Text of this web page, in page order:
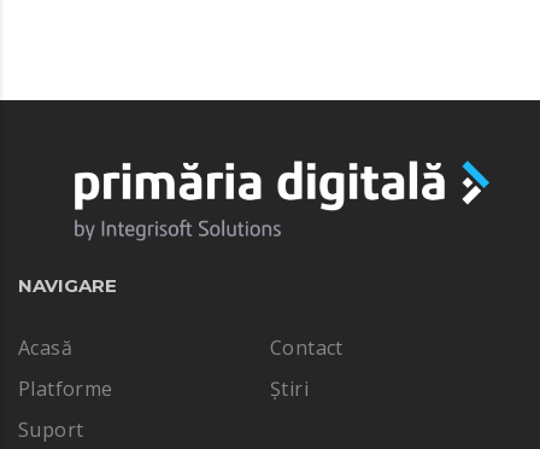
NAVIGARE
Acasă
Contact
Platforme
Știri
Suport